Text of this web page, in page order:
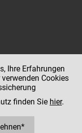
Ihre Erfahrungen
Cookies
finden Sie hier.